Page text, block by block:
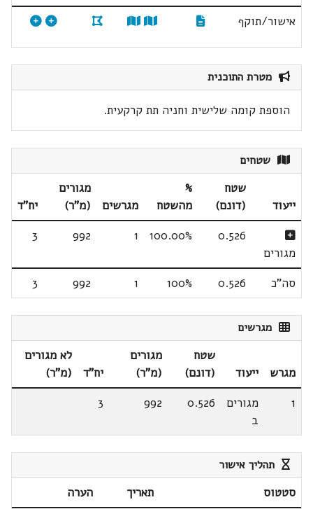
אישור/תוקף
מטרת התוכנית
הוספת קומה שלישית וחניה תת קרקעית.
שטחים
ייעוד
שטח
(דונם)
%
מהשטח
מגרשים
מגורים
(מ"ר)
יח"ד
מגורים
0.526
100.00%
1
992
3
סה"כ 0.526
100%
1
992
3
מגרשים
מגרש ייעוד
שטח
(דונם)
מגורים
(מ"ר)
יח"ד
לא מגורים
(מ"ר)
1
מגורים
ב
0.526
992
3
תהליך אישור
סטטוס תאריך
הערה